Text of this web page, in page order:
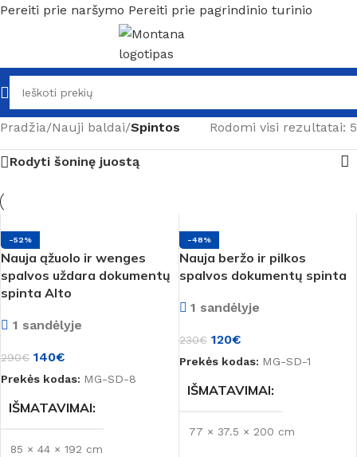
Pereiti prie naršymo Pereiti prie pagrindinio turinio
Pradžia/Nauji baldai/Spintos Rodomi visi rezultatai: 5
Rodyti šoninę juostą
-52%
Nauja ąžuolo ir wenges
spalvos uždara dokumentų
spinta Alto
1 sandėlyje
290€ 140€
Prekės kodas: MG-SD-8
IŠMATAVIMAI
85 × 44 × 192 cm
-48%
Nauja beržo ir pilkos
spalvos dokumentų spinta
1 sandėlyje
230€ 120€
Prekės kodas: MG-SD-1
IŠMATAVIMAI
77 × 37.5 × 200 cm